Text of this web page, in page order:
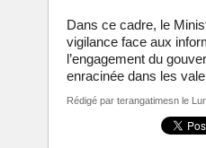
Dans ce cadre, le
vigilance face aux
l’engagement du
enracinée dans les
Rédigé par terangatimesnle